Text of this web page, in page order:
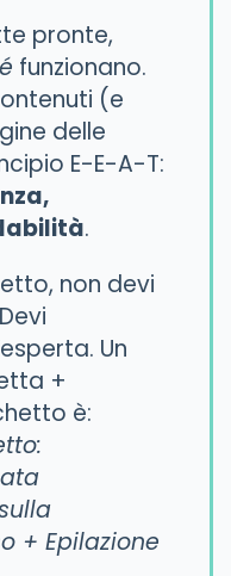
pronte,
funzionano.
(e
delle
E-E-A-T:
.
non devi
Un
+
è:
+ Epilazione